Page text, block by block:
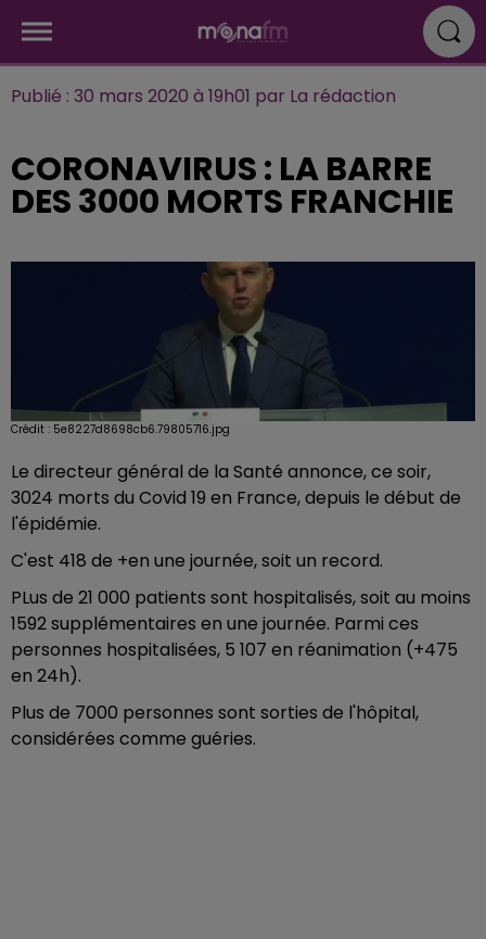
Publié : 30 mars 2020 à 19h01 par La rédaction
CORONAVIRUS : LA BARRE
DES 3000 MORTS FRANCHIE
Crédit : 5e8227d8698cb6.79805716.jpg
Le directeur général de la Santé annonce, ce soir,
3024 morts du Covid 19 en France, depuis le début de
l'épidémie.
C'est 418 de +en une journée, soit un record.
PLus de 21 000 patients sont hospitalisés, soit au moins
1592 supplémentaires en une journée. Parmi ces
personnes hospitalisées, 5 107 en réanimation (+475
en 24h).
Plus de 7000 personnes sont sorties de l'hôpital,
considérées comme guéries.